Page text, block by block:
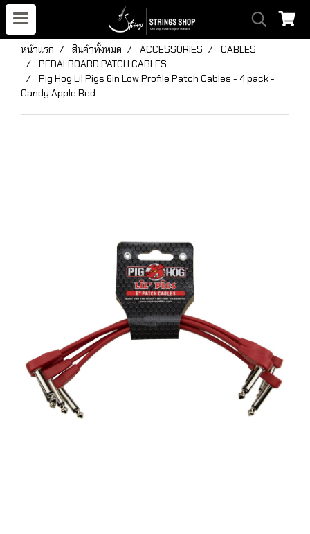
หน้าแรก สินค้าทั้งหมด ACCESSORIES
CABLES
PEDALBOARD PATCH CABLES
Pig Hog Lil Pigs 6in Low Profile Patch Cables - 4 pack -
Candy Apple Red